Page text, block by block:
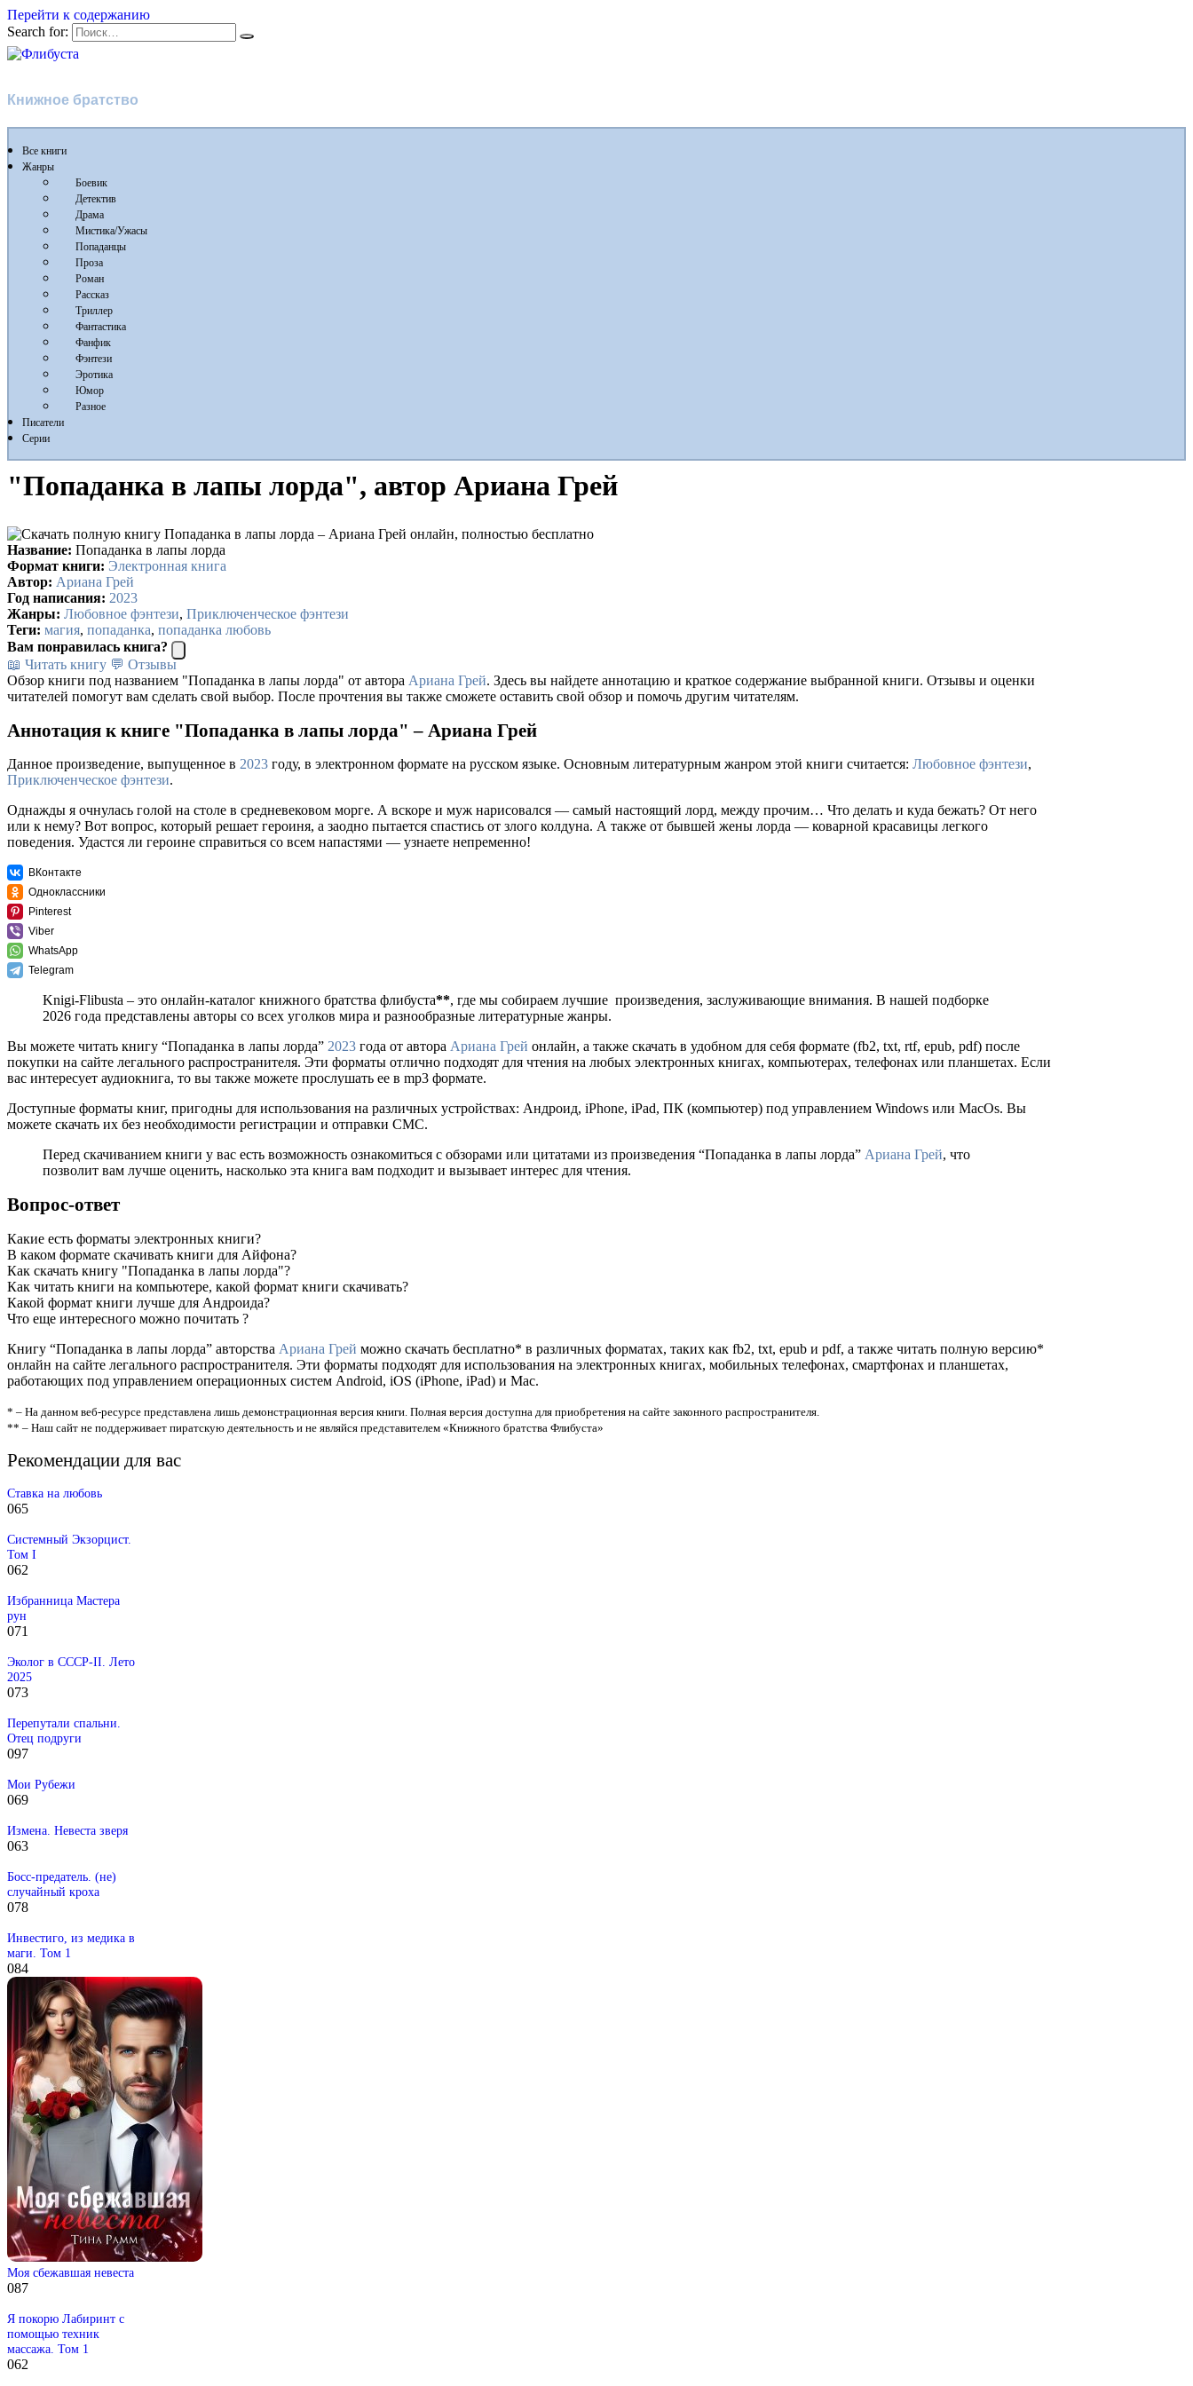
Перейти к содержанию
Search for:
Книжное братство
Все книги
Жанры
Боевик
Детектив
Драма
Мистика/Ужасы
Попаданцы
Проза
Роман
Рассказ
Триллер
Фантастика
Фанфик
Фэнтези
Эротика
Юмор
Разное
Писатели
Серии
"Попаданка в лапы лорда", автор Ариана Грей
Название: Попаданка в лапы лорда
Формат книги: Электронная книга
Автор: Ариана Грей
Год написания: 2023
Жанры: Любовное фэнтези, Приключенческое фэнтези
Теги: магия, попаданка, попаданка любовь
Вам понравилась книга?
📖 Читать книгу 💬 Отзывы
Обзор книги под названием "Попаданка в лапы лорда" от автора Ариана Грей. Здесь вы найдете аннотацию и краткое содержание выбранной книги. Отзывы и оценки
читателей помогут вам сделать свой выбор. После прочтения вы также сможете оставить свой обзор и помочь другим читателям.
Аннотация к книге "Попаданка в лапы лорда" – Ариана Грей
Данное произведение, выпущенное в 2023 году, в электронном формате на русском языке. Основным литературным жанром этой книги считается: Любовное фэнтези,
Приключенческое фэнтези.
Однажды я очнулась голой на столе в средневековом морге. А вскоре и муж нарисовался — самый настоящий лорд, между прочим… Что делать и куда бежать? От него
или к нему? Вот вопрос, который решает героиня, а заодно пытается спастись от злого колдуна. А также от бывшей жены лорда — коварной красавицы легкого
поведения. Удастся ли героине справиться со всем напастями — узнаете непременно!
ВКонтакте
Одноклассники
Pinterest
Viber
WhatsApp
Telegram
Knigi-Flibusta – это онлайн-каталог книжного братства флибуста**, где мы собираем лучшие произведения, заслуживающие внимания. В нашей подборке
2026 года представлены авторы со всех уголков мира и разнообразные литературные жанры.
Вы можете читать книгу “Попаданка в лапы лорда” 2023 года от автора Ариана Грей онлайн, а также скачать в удобном для себя формате (fb2, txt, rtf, epub, pdf) после
покупки на сайте легального распространителя. Эти форматы отлично подходят для чтения на любых электронных книгах, компьютерах, телефонах или планшетах. Если
вас интересует аудиокнига, то вы также можете прослушать ее в mp3 формате.
Доступные форматы книг, пригодны для использования на различных устройствах: Андроид, iPhone, iPad, ПК (компьютер) под управлением Windows или MacOs. Вы
можете скачать их без необходимости регистрации и отправки СМС.
Перед скачиванием книги у вас есть возможность ознакомиться с обзорами или цитатами из произведения “Попаданка в лапы лорда” Ариана Грей, что
позволит вам лучше оценить, насколько эта книга вам подходит и вызывает интерес для чтения.
Вопрос-ответ
Какие есть форматы электронных книги?
В каком формате скачивать книги для Айфона?
Как скачать книгу "Попаданка в лапы лорда"?
Как читать книги на компьютере, какой формат книги скачивать?
Какой формат книги лучше для Андроида?
Что еще интересного можно почитать ?
Книгу “Попаданка в лапы лорда” авторства Ариана Грей можно скачать бесплатно* в различных форматах, таких как fb2, txt, epub и pdf, а также читать полную версию*
онлайн на сайте легального распространителя. Эти форматы подходят для использования на электронных книгах, мобильных телефонах, смартфонах и планшетах,
работающих под управлением операционных систем Android, iOS (iPhone, iPad) и Mac.
* – На данном веб-ресурсе представлена лишь демонстрационная версия книги. Полная версия доступна для приобретения на сайте законного распространителя.
** – Наш сайт не поддерживает пиратскую деятельность и не являйся представителем «Книжного братства Флибуста»
Рекомендации для вас
Ставка на любовь
065
Системный Экзорцист.
Том I
062
Избранница Мастера
рун
071
Эколог в СССР-II. Лето
2025
073
Перепутали спальни.
Отец подруги
097
Мои Рубежи
069
Измена. Невеста зверя
063
Босс-предатель. (не)
случайный кроха
078
Инвестиго, из медика в
маги. Том 1
084
Моя сбежавшая невеста
087
Я покорю Лабиринт с
помощью техник
массажа. Том 1
062